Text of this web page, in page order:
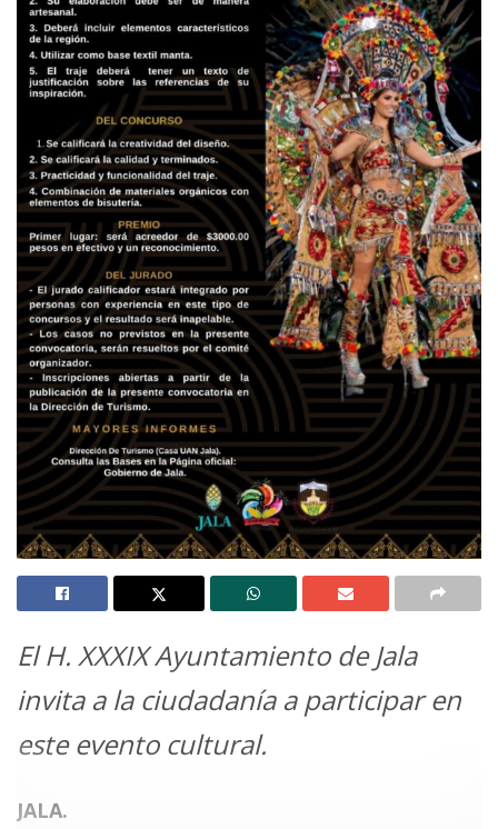
El H. XXXIX Ayuntamiento de Jala
invita a la ciudadanía a participar en
este evento cultural.
JALA.